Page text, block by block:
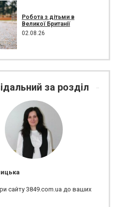
Робота з дітьми в
Великої Британії
02.08.26
за розділ
сайту 3849.com.ua до ваших